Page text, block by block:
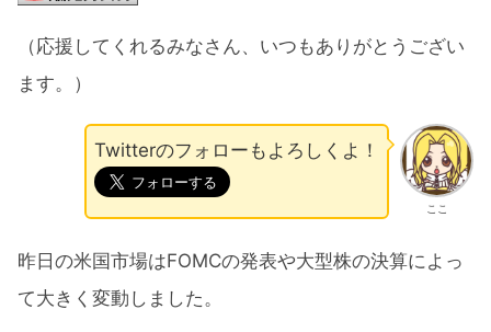
（応援してくれるみなさん、いつもありがとうござい
ます。）
ここ
Twitterのフォローもよろしくよ！
昨日の米国市場はFOMCの発表や大型株の決算によっ
て大きく変動しました。